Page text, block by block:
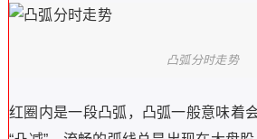
凸弧分时走势
红圈内是一段凸弧，凸弧一般意味着